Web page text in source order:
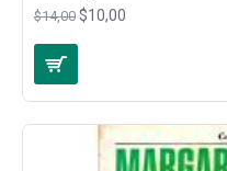
$14,00 $10,00